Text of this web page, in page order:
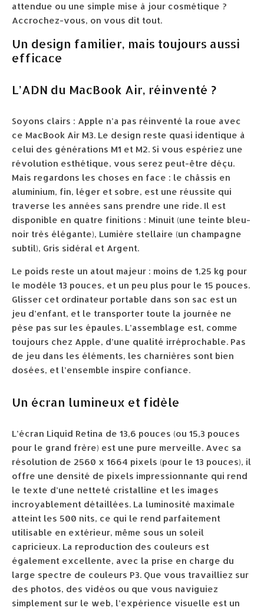
attendue ou une simple mise à jour cosmétique ?
Accrochez-vous, on vous dit tout.
Un design familier, mais toujours aussi
efficace
L’ADN du MacBook Air, réinventé ?
Soyons clairs : Apple n’a pas réinventé la roue avec
ce MacBook Air M3. Le design reste quasi identique à
celui des générations M1 et M2. Si vous espériez une
révolution esthétique, vous serez peut-être déçu.
Mais regardons les choses en face : le châssis en
aluminium, fin, léger et sobre, est une réussite qui
traverse les années sans prendre une ride. Il est
disponible en quatre finitions : Minuit (une teinte bleu-
noir très élégante), Lumière stellaire (un champagne
subtil), Gris sidéral et Argent.
Le poids reste un atout majeur : moins de 1,25 kg pour
le modèle 13 pouces, et un peu plus pour le 15 pouces.
Glisser cet ordinateur portable dans son sac est un
jeu d’enfant, et le transporter toute la journée ne
pèse pas sur les épaules. L’assemblage est, comme
toujours chez Apple, d’une qualité irréprochable. Pas
de jeu dans les éléments, les charnières sont bien
dosées, et l’ensemble inspire confiance.
Un écran lumineux et fidèle
L’écran Liquid Retina de 13,6 pouces (ou 15,3 pouces
pour le grand frère) est une pure merveille. Avec sa
résolution de 2560 x 1664 pixels (pour le 13 pouces), il
offre une densité de pixels impressionnante qui rend
le texte d’une netteté cristalline et les images
incroyablement détaillées. La luminosité maximale
atteint les 500 nits, ce qui le rend parfaitement
utilisable en extérieur, même sous un soleil
capricieux. La reproduction des couleurs est
également excellente, avec la prise en charge du
large spectre de couleurs P3. Que vous travailliez sur
des photos, des vidéos ou que vous naviguiez
simplement sur le web, l’expérience visuelle est un